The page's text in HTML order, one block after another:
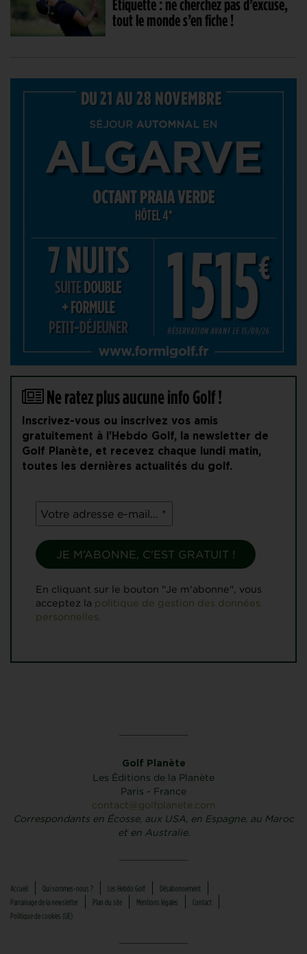
Etiquette : ne cherchez pas d’excuse,
tout le monde s’en fiche !
Ne ratez plus aucune info Golf !
Inscrivez-vous ou inscrivez vos amis
gratuitement à l'Hebdo Golf, la newsletter de
Golf Planète, et recevez chaque lundi matin,
toutes les dernières actualités du golf.
En cliquant sur le bouton "Je m'abonne", vous
acceptez la politique de gestion des données
personnelles.
Golf Planète
Les Éditions de la Planète
Paris - France
contact@golfplanete.com
Correspondants en Écosse, aux USA, en Espagne, au Maroc
et en Australie.
Accueil Qui sommes-nous ? Les Hebdo Golf
Désabonnement
Parrainage de la newsletter
Plan du site Mentions légales
Contact
Politique de cookies (UE)